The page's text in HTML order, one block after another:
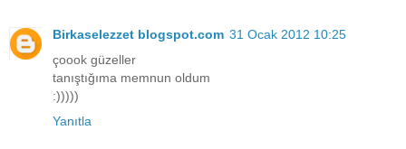
Birkaselezzet blogspot.com 31 Ocak 2012 10:25
çoook güzeller
tanıştığıma memnun oldum
:)))))
Yanıtla